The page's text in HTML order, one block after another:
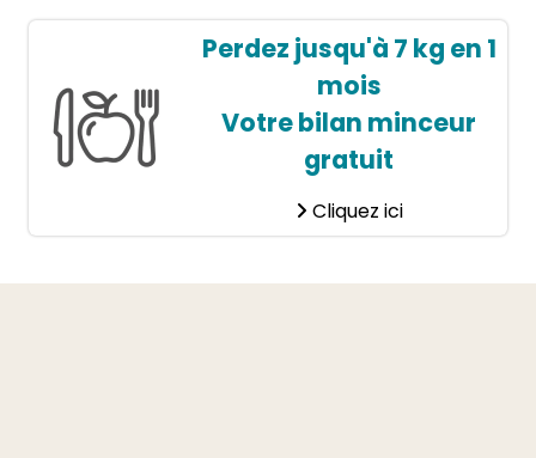
Perdez jusqu'à 7 kg en 1
mois
Votre bilan minceur
gratuit
Cliquez ici